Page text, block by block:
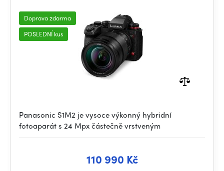
Doprava zdarma
POSLEDNÍ kus
Panasonic S1M2 je vysoce výkonný hybridní
fotoaparát s 24 Mpx částečně vrstveným
110 990 Kč